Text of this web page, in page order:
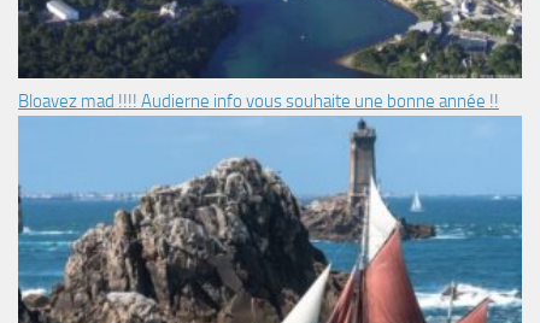
Bloavez mad !!!! Audierne info vous souhaite une bonne année !!